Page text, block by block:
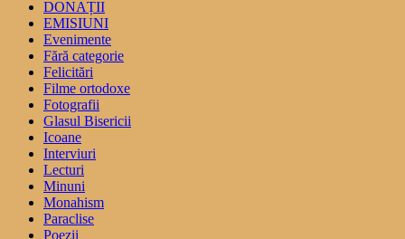
DONAȚII
EMISIUNI
Evenimente
Fără categorie
Felicitări
Filme ortodoxe
Fotografii
Glasul Bisericii
Icoane
Interviuri
Lecturi
Minuni
Monahism
Paraclise
Poezii